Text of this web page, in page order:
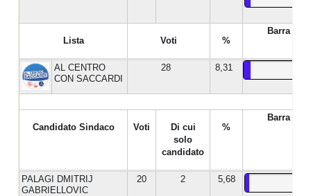
Lista Voti %
Barra %
AL CENTRO
CON SACCARDI
28 8,31
Candidato Sindaco Voti
Di cui
solo
candidato
%
Barra %
PALAGI DMITRIJ
GABRIELLOVIC
20 2 5,68